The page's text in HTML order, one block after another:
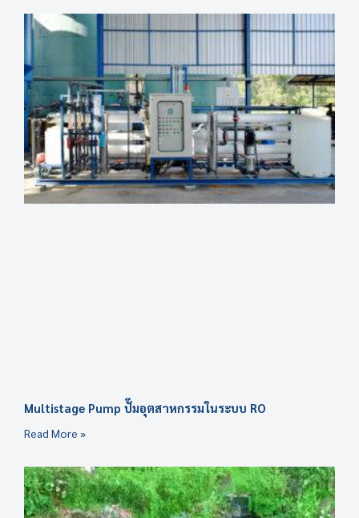
Multistage Pump ปั๊มอุตสาหกรรมในระบบ RO
Read More »